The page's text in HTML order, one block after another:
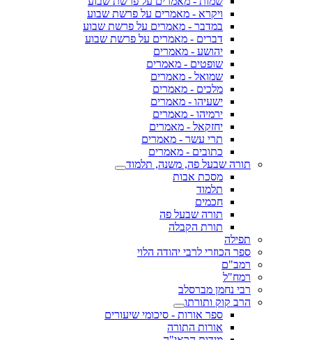
ויקרא - מאמרים על פרשת שבוע
במדבר - מאמרים על פרשת שבוע
דברים - מאמרים על פרשת שבוע
יהושע - מאמרים
שופטים - מאמרים
שמואל - מאמרים
מלכים - מאמרים
ישעיהו - מאמרים
ירמיהו - מאמרים
יחזקאל - מאמרים
תרי עשר - מאמרים
כתובים - מאמרים
תורה שבעל פה, משנה, תלמוד
מסכת אבות
תלמוד
חכמים
תורה שבעל פה
תורת הקבלה
תפילה
ספר הכוזרי לרבי יהודה הלוי
רמב"ם
רמח"ל
רבי נחמן מברסלב
הרב קוק ותורתו
ספר אורות - סיכומי שיעורים
אורות התורה